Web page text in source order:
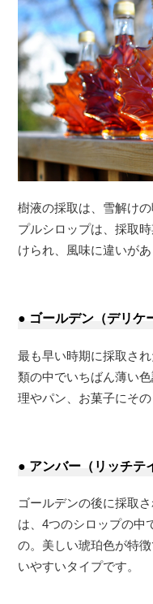
樹液の採取は、雪解け
プルシロップは、採取
けられ、風味に違いがあ
● ゴールデン（デリケ
最も早い時期に採取さ
類の中でいちばん薄い
理やパン、お菓子にそ
● アンバー（リッチテ
ゴールデンの後に採取
は、4つのシロップの中
の。美しい琥珀色が特
いやすいタイプです。